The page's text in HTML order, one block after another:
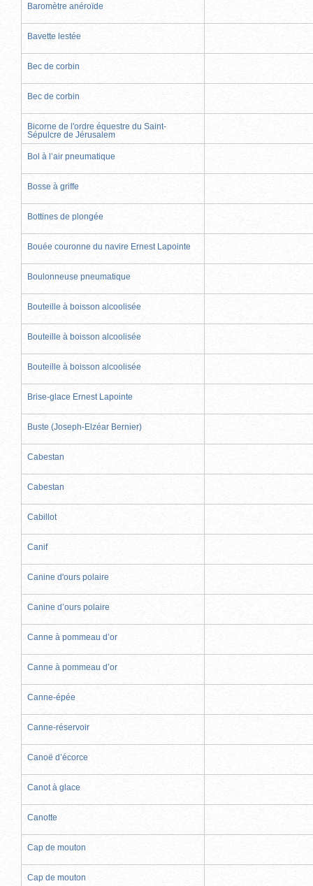
Baromètre anéroïde
Bavette lestée
Bec de corbin
Bec de corbin
Bicorne de l'ordre équestre du Saint-
Sépulcre de Jérusalem
Bol à l’air pneumatique
Bosse à griffe
Bottines de plongée
Bouée couronne du navire Ernest Lapointe
Boulonneuse pneumatique
Bouteille à boisson alcoolisée
Bouteille à boisson alcoolisée
Bouteille à boisson alcoolisée
Brise-glace Ernest Lapointe
Buste (Joseph-Elzéar Bernier)
Cabestan
Cabestan
Cabillot
Canif
Canine d'ours polaire
Canine d’ours polaire
Canne à pommeau d’or
Canne à pommeau d’or
Canne-épée
Canne-réservoir
Canoë d’écorce
Canot à glace
Canotte
Cap de mouton
Cap de mouton